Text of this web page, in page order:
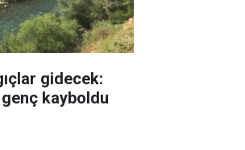
gidecek:
kayboldu